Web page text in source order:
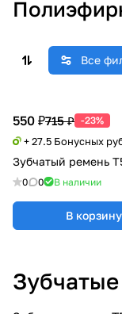
Все
550 ₽715 ₽ -23%
+ 27.5 Бонусных
Зубчатый ремень
0 0 В наличии
В корзину